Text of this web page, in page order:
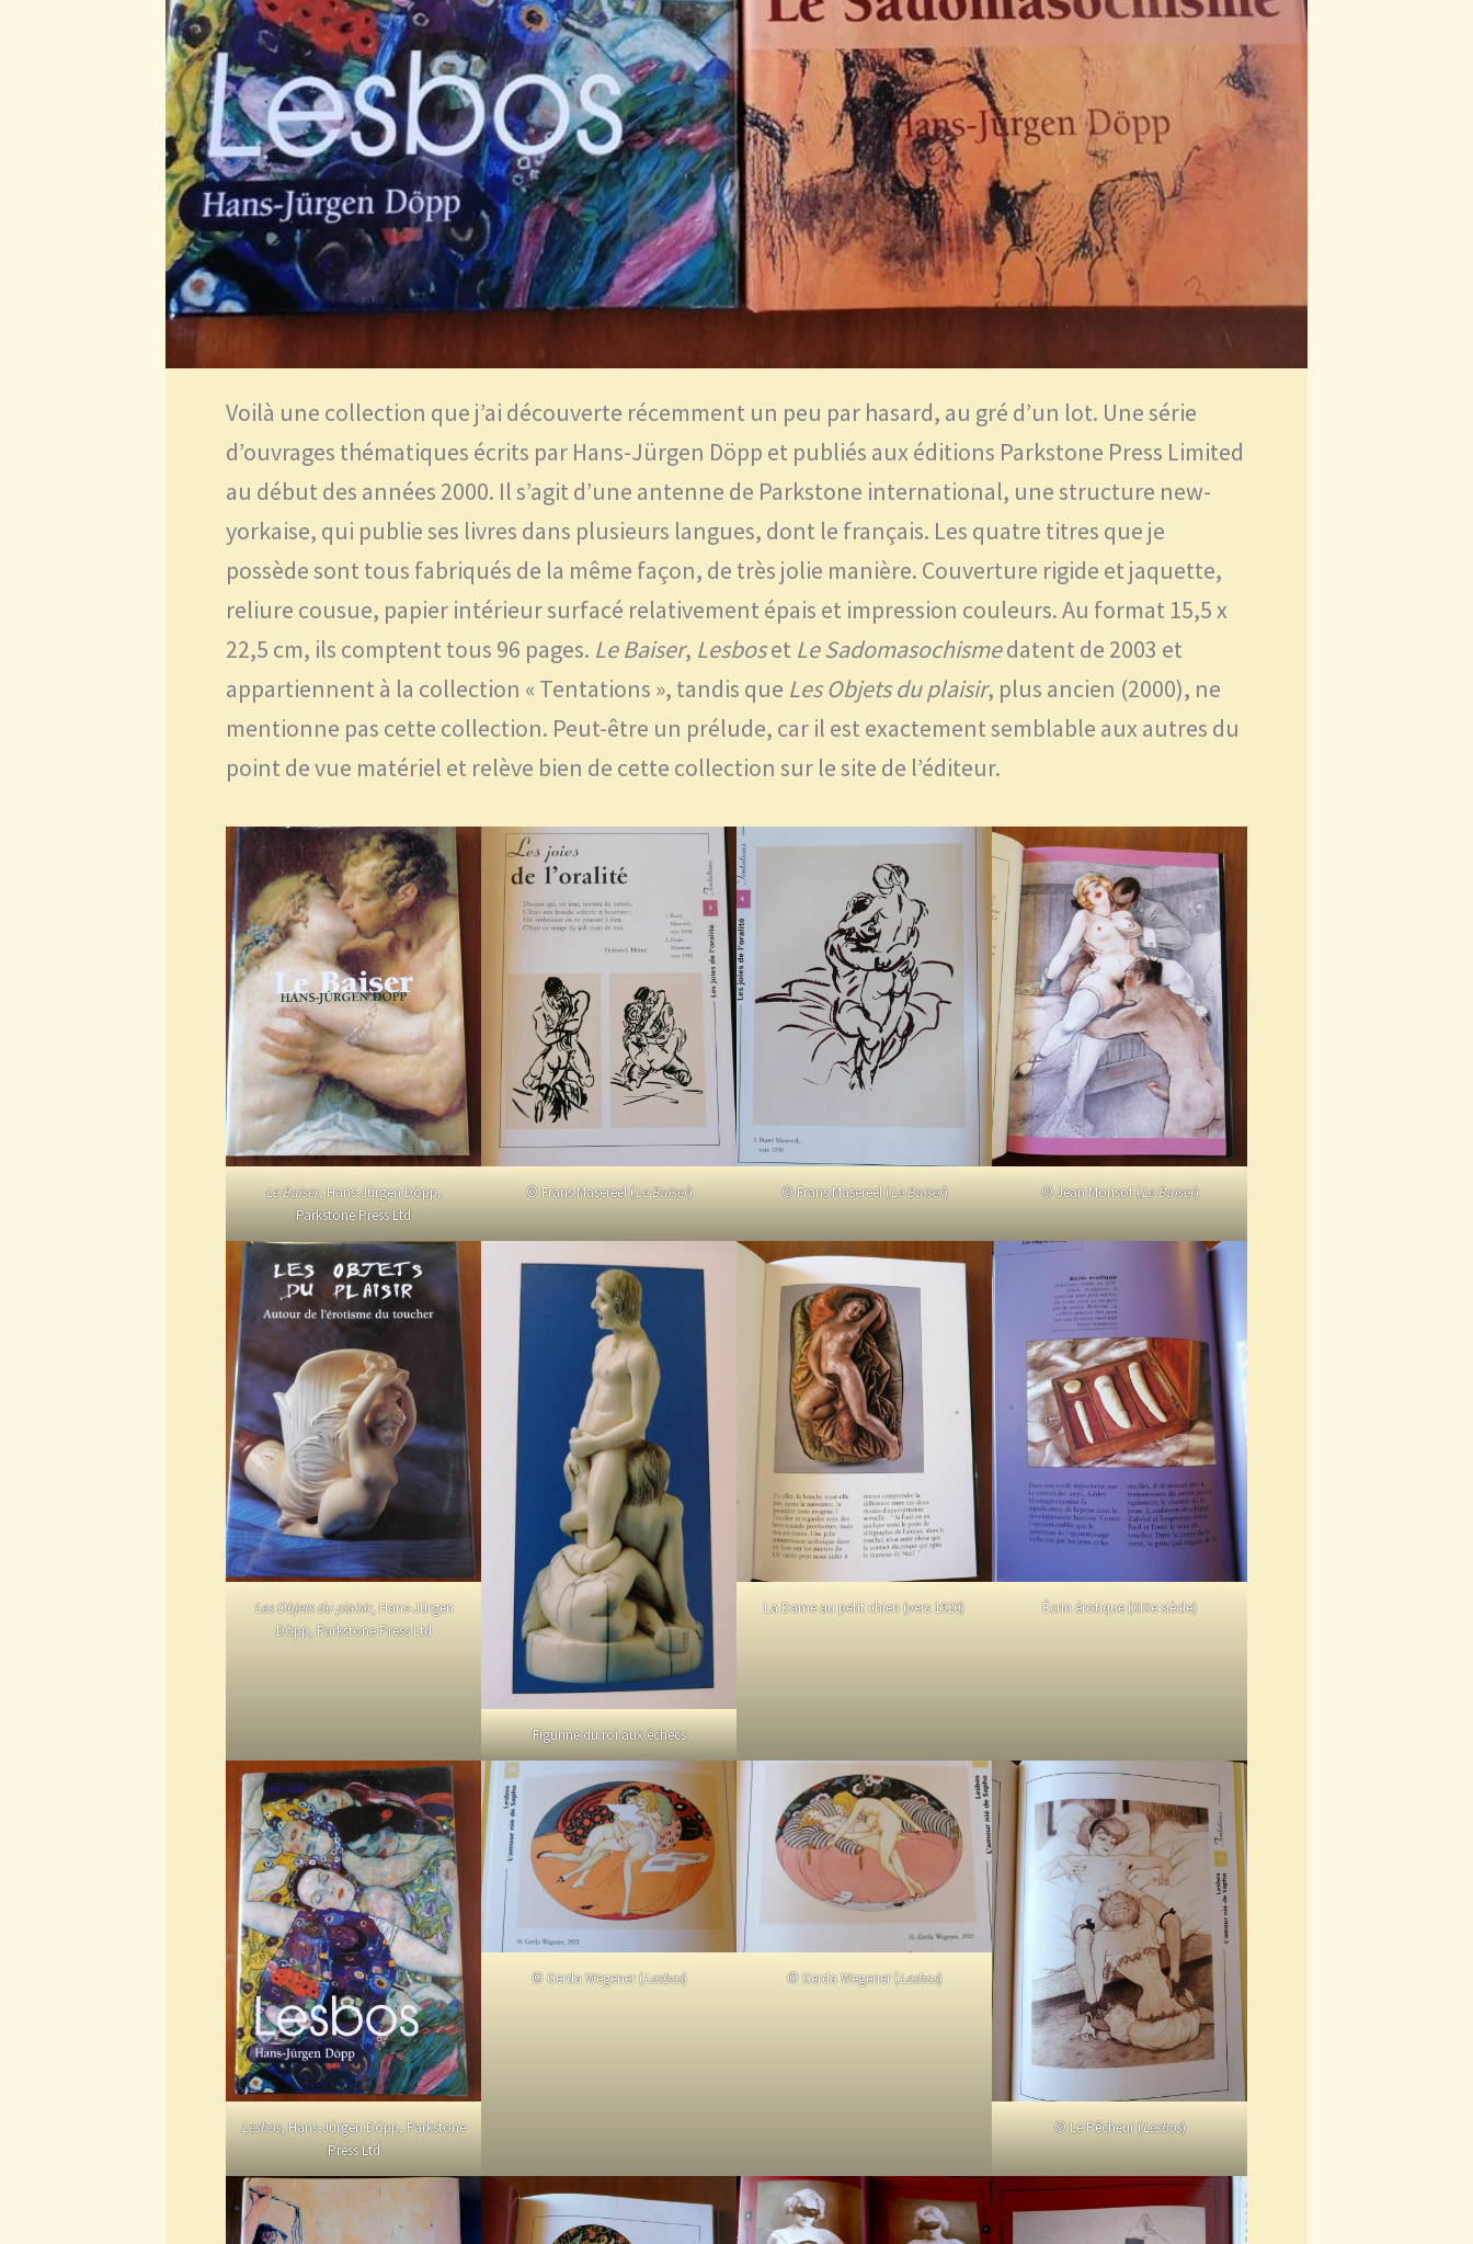
Voilà une collection que j’ai découverte récemment un peu par hasard, au gré d’un lot. Une série
d’ouvrages thématiques écrits par Hans-Jürgen Döpp et publiés aux éditions Parkstone Press Limited
au début des années 2000. Il s’agit d’une antenne de Parkstone international, une structure new-
yorkaise, qui publie ses livres dans plusieurs langues, dont le français. Les quatre titres que je
possède sont tous fabriqués de la même façon, de très jolie manière. Couverture rigide et jaquette,
reliure cousue, papier intérieur surfacé relativement épais et impression couleurs. Au format 15,5 x
22,5 cm, ils comptent tous 96 pages. Le Baiser, Lesboset Le Sadomasochismedatent de 2003 et
appartiennent à la collection « Tentations », tandis que Les Objets du plaisir, plus ancien (2000), ne
mentionne pas cette collection. Peut-être un prélude, car il est exactement semblable aux autres du
point de vue matériel et relève bien de cette collection sur le site de l’éditeur.
Le Baiser, Hans-Jürgen Döpp,
Parkstone Press Ltd
© Frans Masereel (Le Baiser) © Frans Masereel (Le Baiser) © Jean Morisot (Le Baiser)
Les Objets du plaisir, Hans-Jürgen
Döpp, Parkstone Press Ltd
Figurine du roi aux échecs
La Dame au petit chien (vers 1920) Écrin érotique (XIXe siècle)
Lesbos, Hans-Jürgen Döpp, Parkstone
Press Ltd
© Gerda Wegener (Lesbos) © Gerda Wegener (Lesbos)
© Le Pêcheur (Lesbos)